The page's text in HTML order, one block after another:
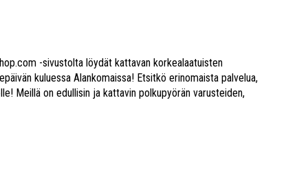
-sivustolta löydät kattavan korkealaatuisten
kuluessa Alankomaissa! Etsitkö erinomaista palvelua,
Meillä on edullisin ja kattavin polkupyörän varusteiden,